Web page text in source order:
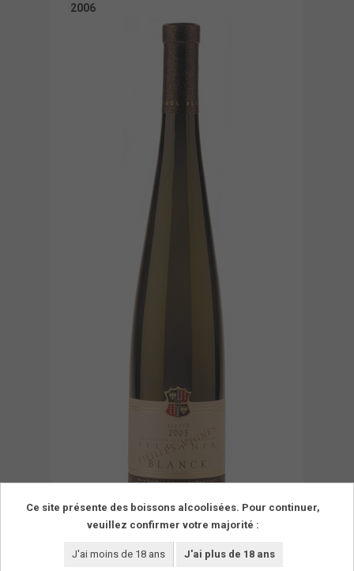
2006
Ce site présente des boissons alcoolisées. Pour continuer,
veuillez confirmer votre majorité :
J'ai moins de 18 ans J'ai plus de 18 ans